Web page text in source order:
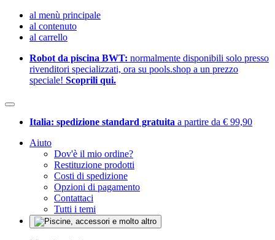
al menù principale
al contenuto
al carrello
Robot da piscina BWT: normalmente disponibili solo presso
rivenditori specializzati, ora su pools.shop a un prezzo
speciale! Scoprili qui.
Italia: spedizione standard gratuita a partire da € 99,90
Aiuto
Dov'è il mio ordine?
Restituzione prodotti
Costi di spedizione
Opzioni di pagamento
Contattaci
Tutti i temi